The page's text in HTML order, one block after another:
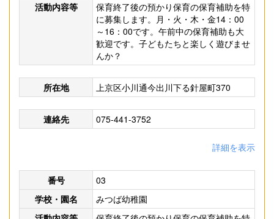
活動内容等
保育終了後の預かり保育の保育補助を特
に募集します。月・火・木・金14：00
～16：00です。午前中の保育補助も大
歓迎です。子どもたちと楽しく遊びませ
んか？
所在地 上京区小川通今出川下る針屋町370
連絡先 075-441-3752
詳細を表示
番号
03
学校・園名
みつば幼稚園